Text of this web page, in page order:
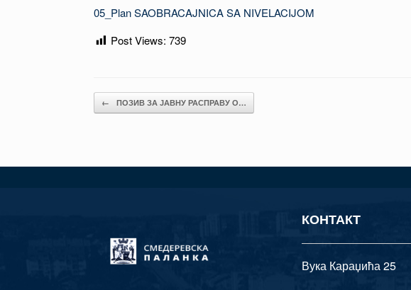
05_Plan SAOBRACAJNICA SA NIVELACIJOM
Post Views: 739
Post navigation
← ПОЗИВ ЗА ЈАВНУ РАСПРАВУ О…
КОНТАКТ
Вука Караџића 25